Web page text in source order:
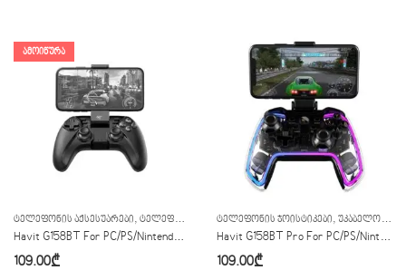
ᲐᲛᲝᲘᲬᲣᲠᲐ
ᲢᲔᲚᲔᲤᲝᲜᲘᲡ ᲐᲥᲡᲔᲡᲣᲐᲠᲔᲑᲘ, ᲢᲔᲚᲔᲤᲝᲜᲘᲡ ᲯᲝᲘᲡᲢᲘᲙᲔᲑᲘ ,ᲣᲙᲐᲑᲔᲚᲝ ᲯᲝᲘᲡᲢᲘᲙᲔᲑᲘ,
Havit G158BT For PC/PS/Nintendo/Android/Ios
109.00₾
ᲢᲔᲚᲔᲤᲝᲜᲘᲡ ᲯᲝᲘᲡᲢᲘᲙᲔᲑᲘ, ᲣᲙᲐᲑᲔᲚᲝ ᲯᲝᲘᲡᲢᲘᲙᲔᲑᲘ
Havit G158BT Pro For PC/PS/Nintendo/Android/Ios
109.00₾